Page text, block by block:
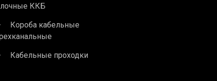
ККБ
Короба кабельные
Кабельные проходки